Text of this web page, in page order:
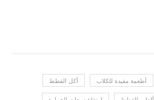
أطعمة مفيدة للكلاب أكل القطط